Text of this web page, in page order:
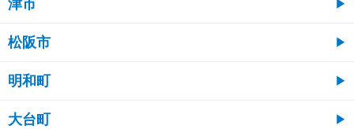
津市
松阪市
明和町
大台町